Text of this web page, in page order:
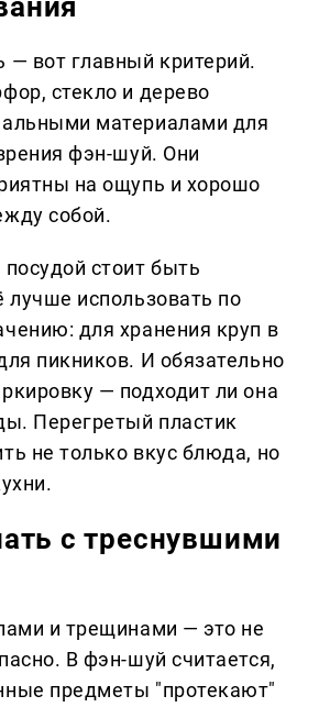
— вот главный критерий.
стекло и дерево
материалами для
фэн-шуй. Они
на ощупь и хорошо
собой.
стоит быть
лучше использовать по
для хранения круп в
пикников. И обязательно
— подходит ли она
Перегретый пластик
не только вкус блюда, но
с треснувшими
и трещинами — это не
В фэн-шуй считается,
предметы "протекают"